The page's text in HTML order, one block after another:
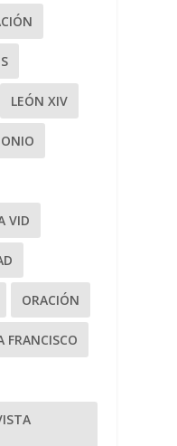
LEÓN XIV
VID
ORACIÓN
FRANCISCO